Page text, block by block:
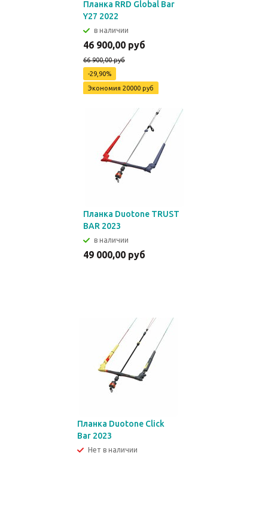
Планка RRD Global Bar
Y27 2022
в наличии
46 900,00 руб
66 900,00 руб
-29,90%
Экономия 20000 руб
Планка Duotone TRUST
BAR 2023
в наличии
49 000,00 руб
Планка Duotone Click
Bar 2023
Нет в наличии